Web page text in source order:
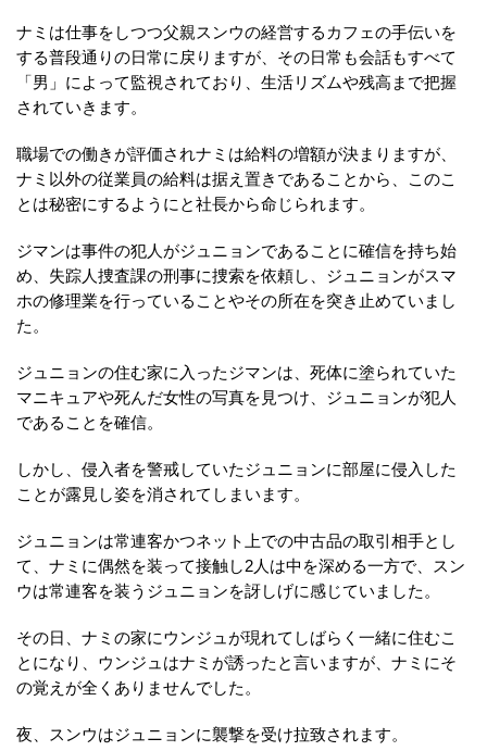
ナミは仕事をしつつ父親スンウの経営するカフェの手伝いを
する普段通りの日常に戻りますが、その日常も会話もすべて
「男」によって監視されており、生活リズムや残高まで把握
されていきます。
職場での働きが評価されナミは給料の増額が決まりますが、
ナミ以外の従業員の給料は据え置きであることから、このこ
とは秘密にするようにと社長から命じられます。
ジマンは事件の犯人がジュニョンであることに確信を持ち始
め、失踪人捜査課の刑事に捜索を依頼し、ジュニョンがスマ
ホの修理業を行っていることやその所在を突き止めていまし
た。
ジュニョンの住む家に入ったジマンは、死体に塗られていた
マニキュアや死んだ女性の写真を見つけ、ジュニョンが犯人
であることを確信。
しかし、侵入者を警戒していたジュニョンに部屋に侵入した
ことが露見し姿を消されてしまいます。
ジュニョンは常連客かつネット上での中古品の取引相手とし
て、ナミに偶然を装って接触し2人は中を深める一方で、スン
ウは常連客を装うジュニョンを訝しげに感じていました。
その日、ナミの家にウンジュが現れてしばらく一緒に住むこ
とになり、ウンジュはナミが誘ったと言いますが、ナミにそ
の覚えが全くありませんでした。
夜、スンウはジュニョンに襲撃を受け拉致されます。